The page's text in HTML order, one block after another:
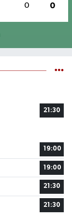
0 0
21:30
19:00
19:00
21:30
21:30